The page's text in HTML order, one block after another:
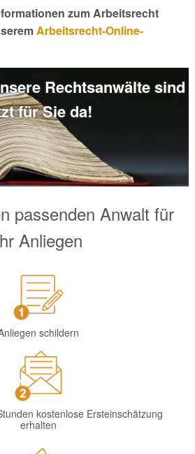
zum Arbeitsrecht
Arbeitsrecht-Online-
Rechtsanwälte sind
für Sie da!
passenden Anwalt für
Anliegen
schildern
kostenlose Ersteinschätzung
erhalten